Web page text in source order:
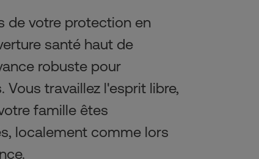
de votre protection en
santé haut de
robuste pour
Vous travaillez l'esprit libre,
famille êtes
localement comme lors